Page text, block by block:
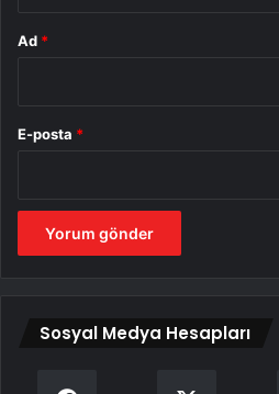
Ad *
E-posta *
Sosyal Medya Hesapları